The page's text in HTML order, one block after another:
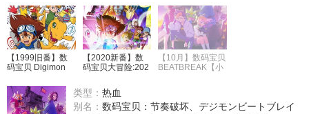
【1999旧番】数
码宝贝 Digimon
+第三季+第四季
+第五季+第六季】
【日语】【自压】
【2020新番】数
码宝贝大冒险:202
【简体字幕】【风
车】
【10月】数码宝贝
BEATBREAK【小
类型： 热血
别名： 数码宝贝：节奏破坏、デジモンビートブレイ